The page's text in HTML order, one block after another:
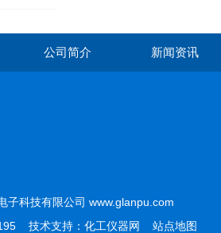
公司简介 新闻资讯
子科技有限公司 www.glanpu.com
技术支持： 化工仪器网 站点地图